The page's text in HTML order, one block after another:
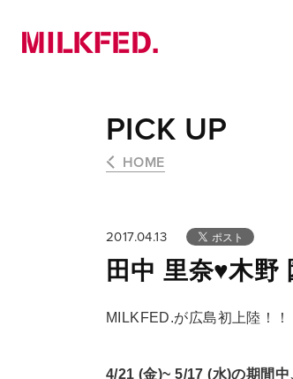
PICK UP
HOME
2017.04.13
田中 里奈♥木野
MILKFED.が広島初上陸！！
4/21 (金)~ 5/17 (水)の期間中